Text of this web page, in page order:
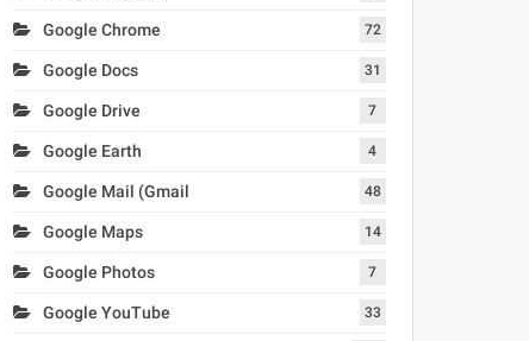
Google Chrome 72
Google Docs 31
Google Drive 7
Google Earth 4
Google Mail (Gmail 48
Google Maps 14
Google Photos 7
Google YouTube 33